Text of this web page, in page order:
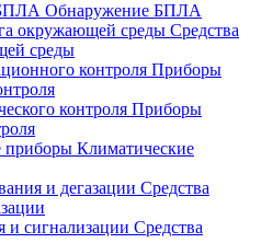
Обнаружение БПЛА
Средства
среды
Приборы
Приборы
Климатические
Средства
Средства